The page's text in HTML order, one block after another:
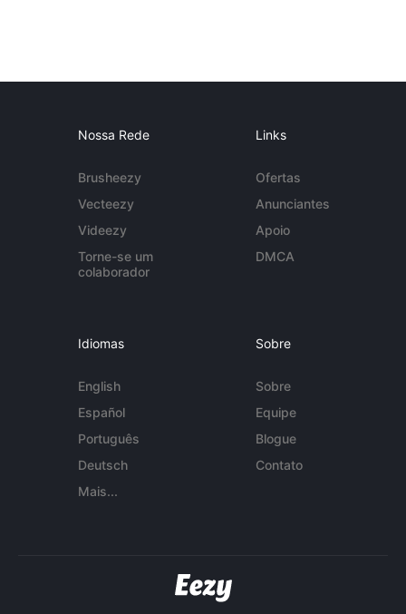
Nossa Rede
Brusheezy
Vecteezy
Videezy
Torne-se um
colaborador
Links
Ofertas
Anunciantes
Apoio
DMCA
Idiomas
English
Español
Português
Deutsch
Mais...
Sobre
Sobre
Equipe
Blogue
Contato